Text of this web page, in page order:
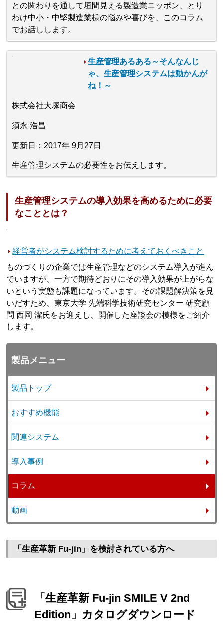
との関わりを通して垣間見える製造業ニッポン、とり
わけ中小・中堅製造業様の悩みや喜びを、このコラム
でお話しします。
生産管理あるある～そんなんじ
ゃ、生産管理システムは動かんが
ね！～
株式会社大塚商会
須永 浩昌
更新日：2017年 9月27日
生産管理システムの必要性をお伝えします。
生産管理システムの導入効果を高めるために必要
なこととは？
経営者がシステム検討するために考えておくべきこと
ものづくりの企業では生産管理などのシステム導入が進ん
でいますが、一方で期待どおりにその導入効果が上がらな
いという実態も課題になっています。その課題解決策を見
いだすため、東京大学 先端科学技術研究センター 研究顧
問 西岡 潔氏をお迎えし、開催した座談会の模様をご紹介
します。
製品メニュー
製品トップ
おすすめ機能
関連システム
導入事例
コラム
動画
「生産革新 Fu-jin」を検討されている方へ
「生産革新 Fu-jin SMILE V 2nd
Edition」カタログダウンロード